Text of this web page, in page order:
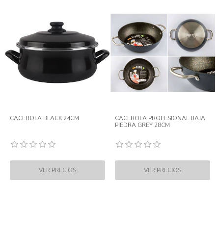
CACEROLA BLACK 24CM
CACEROLA PROFESIONAL BAJA
PIEDRA GREY 28CM